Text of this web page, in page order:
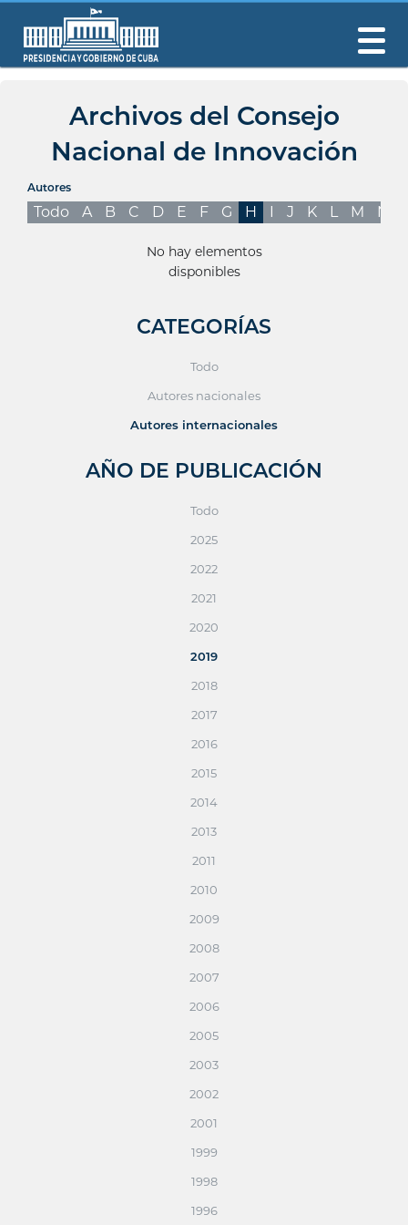
Archivos del Consejo
Nacional de Innovación
Autores
Todo A B C D E F G H I J K L M N
No hay elementos
disponibles
CATEGORÍAS
Todo
Autores nacionales
Autores internacionales
AÑO DE PUBLICACIÓN
Todo
2025
2022
2021
2020
2019
2018
2017
2016
2015
2014
2013
2011
2010
2009
2008
2007
2006
2005
2003
2002
2001
1999
1998
1996